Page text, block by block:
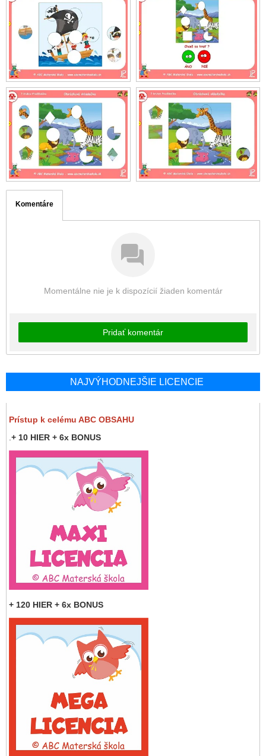
NAJVÝHODNEJŠIE LICENCIE
Prístup k celému ABC OBSAHU
+ 10 HIER + 6x BONUS
+ 120 HIER + 6x BONUS
Komentáre
Momentálne nie je k dispozícií žiaden komentár
Pridať komentár